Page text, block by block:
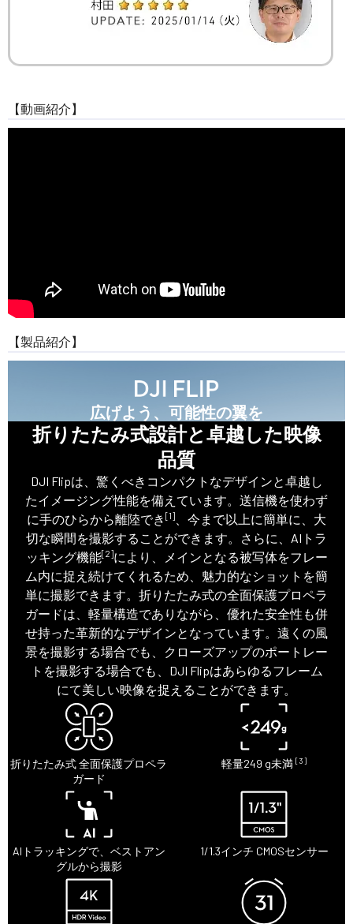
【動画紹介】
【製品紹介】
広げよう、可能性の翼を
折りたたみ式設計と卓越した映像
品質
DJI Flipは、驚くべきコンパクトなデザインと卓越し
たイメージング性能を備えています。送信機を使わず
に手のひらから離陸でき [1]
、今まで以上に簡単に、大
切な瞬間を撮影することができます。さらに、AIトラ
ッキング機能[2]により、メインとなる被写体をフレー
ム内に捉え続けてくれるため、魅力的なショットを簡
単に撮影できます。折りたたみ式の全面保護プロペラ
ガードは、軽量構造でありながら、優れた安全性も併
せ持った革新的なデザインとなっています。遠くの風
景を撮影する場合でも、クローズアップのポートレー
トを撮影する場合でも、DJI Flipはあらゆるフレーム
にて美しい映像を捉えることができます。
折りたたみ式 全面保護プロペラ
ガード
軽量249 g未満[3]
AIトラッキングで、ベストアン
グルから撮影
1/1.3インチ CMOSセンサー